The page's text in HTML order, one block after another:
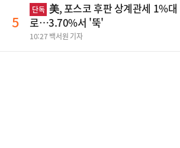
5
단독 美, 포스코 후판 상계관세 1%대
로…3.70%서 '뚝'
10:27 백서원 기자